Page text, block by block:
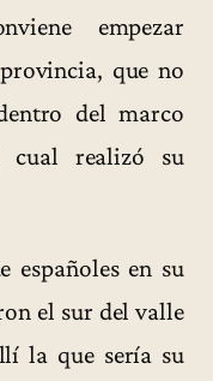
empezar
que no
del marco
realizó su
españoles en su
el sur del valle
la que sería su